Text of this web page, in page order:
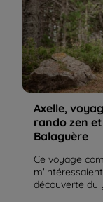
Axelle,
rando zen
Balaguère
Ce voyage
découverte du